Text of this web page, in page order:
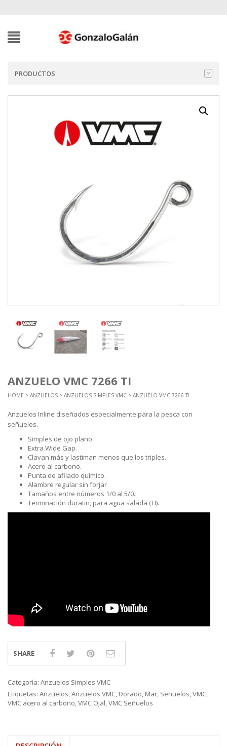
PRODUCTOS
ANZUELO VMC 7266 TI
HOME > ANZUELOS > ANZUELOS SIMPLES VMC > ANZUELO VMC 7266 TI
Anzuelos Inline diseñados especialmente para la pesca con
señuelos.
Simples de ojo plano.
Extra Wide Gap.
Clavan más y lastiman menos que los triples.
Acero al carbono.
Punta de afilado químico.
Alambre regular sin forjar
Tamaños entre números 1/0 al 5/0.
Terminación duratin, para agua salada (TI).
SHARE
Categoría: Anzuelos Simples VMC
Etiquetas: Anzuelos,Anzuelos VMC, Dorado, Mar, Señuelos,VMC,
VMC acero al carbono,VMC Ojal,VMC Señuelos